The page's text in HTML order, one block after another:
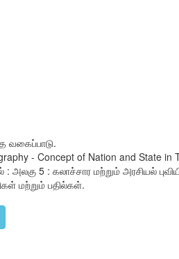
வகைப்பாடு.
- Concept of Nation and State in
அலகு 5 : கலாச்சார மற்றும் அரசியல்
மற்றும் பதில்கள்.